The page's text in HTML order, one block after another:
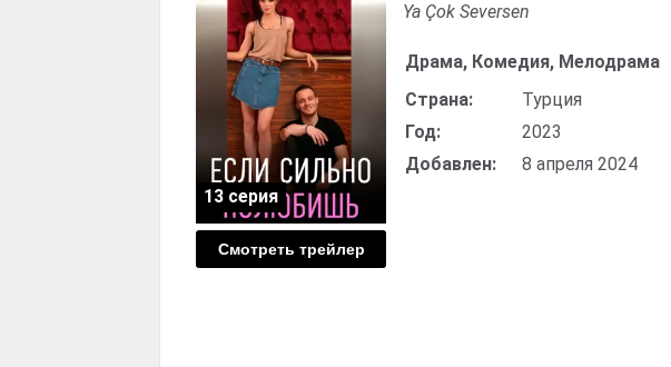
Смотреть трейлер
Ya Çok Seversen
Драма, Комедия, Мелодрама
Страна:
Турция
Год:
2023
Добавлен:
8 апреля 2024
13 серия